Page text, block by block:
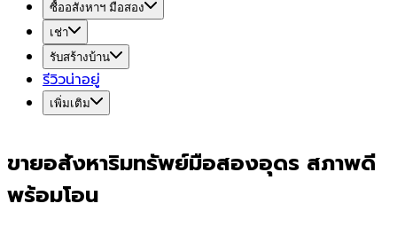
ซื้ออสังหาฯ มือสอง
เช่า
รับสร้างบ้าน
รีวิวน่าอยู่
เพิ่มเติม
ขายอสังหาริมทรัพย์มือสองอุดร สภาพดี
พร้อมโอน